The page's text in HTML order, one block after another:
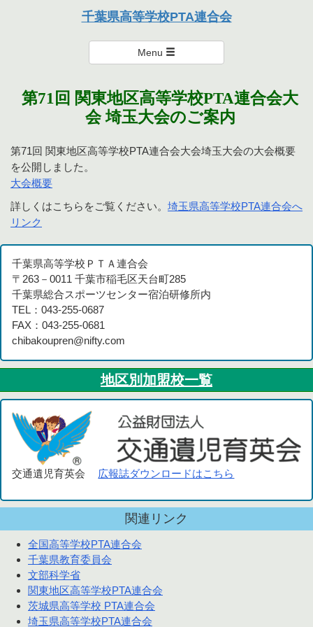
千葉県高等学校PTA連合会
本連合会は、個々を尊重し楽しく支え・励まし合い、達成感のある
す。
千葉県高等学校PTA連合会
Menu
第71回 関東地区高等学校PTA連合会大
会 埼玉大会のご案内
第71回 関東地区高等学校PTA連合会大会埼玉大会の大会概要
を公開しました。
大会概要
詳しくはこちらをご覧ください。 埼玉県高等学校PTA連合会へ
リンク
千葉県高等学校ＰＴＡ連合会
〒263－0011 千葉市稲毛区天台町285
千葉県総合スポーツセンター宿泊研修所内
TEL：043-255-0687
FAX：043-255-0681
chibakoupren@nifty.com
地区別加盟校一覧
交通遺児育英会 広報誌ダウンロードはこちら
関連リンク
全国高等学校PTA連合会
千葉県教育委員会
文部科学省
関東地区高等学校PTA連合会
茨城県高等学校 PTA連合会
埼玉県高等学校PTA連合会